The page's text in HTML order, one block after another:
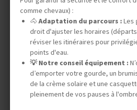
Vos envies
Safaris à cheval
Séjours en ranch en
Chevauchées dans le
Expéditions en
comme chevaux) :
🐴 Adaptation du parcours :Les
droit d'ajuster les horaires
réviser les itinéraires pour
points d'eau.
💡 Notre conseil équipement :
d’emporter votre gourde, un
de la crème solaire et une
pleinement de vos pauses à